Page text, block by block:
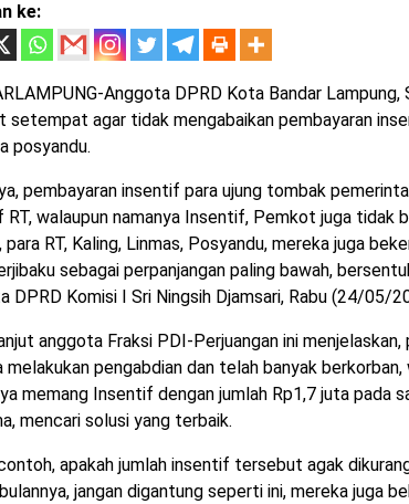
ke:
Anggota DPRD Kota Bandar
setempat agar tidak mengabaikan pembayaran
posyandu.
pembayaran insentif para ujung tombak
RT, walaupun namanya Insentif, Pemkot juga tidak
para RT, Kaling, Linmas, Posyandu, mereka juga
sebagai perpanjangan paling bawah,
DPRD Komisi I Sri Ningsih Djamsari, Rabu (24/05/
anggota Fraksi PDI-Perjuangan ini
melakukan pengabdian dan telah banyak
memang Insentif dengan jumlah Rp1,7 juta pada
mencari solusi yang terbaik.
apakah jumlah insentif tersebut agak
jangan digantung seperti ini, mereka juga